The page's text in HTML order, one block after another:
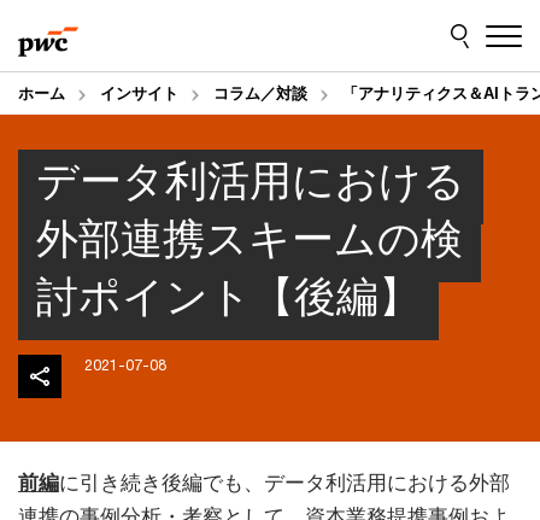
to
content
to
footer
ホーム インサイト コラム／対談 「アナリティクス＆AIト
データ利活用における
外部連携スキームの検
討ポイント【後編】
2021-07-08
前編に引き続き後編でも、データ利活用における外部